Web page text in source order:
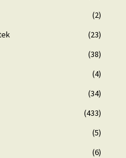
(2)
(23)
(38)
(4)
(34)
(433)
(5)
(6)